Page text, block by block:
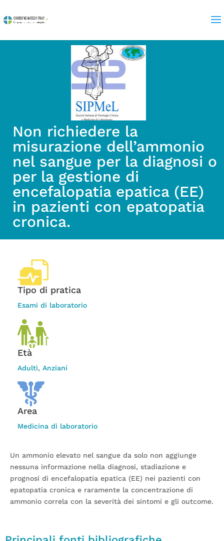
Non richiedere la
misurazione dell’ammonio
nel sangue per la diagnosi o
per la gestione di
encefalopatia epatica (EE)
in pazienti con epatopatia
cronica.
Tipo di pratica
Esami di laboratorio
Età
Adulti, Anziani
Area
Medicina di laboratorio
Un ammonio elevato nel sangue da solo non aggiunge
nessuna informazione nella diagnosi, stadiazione e
prognosi di encefalopatia epatica (EE) nei pazienti con
epatopatia cronica e raramente la concentrazione di
ammonio correla con la severità dei sintomi e gli outcome.